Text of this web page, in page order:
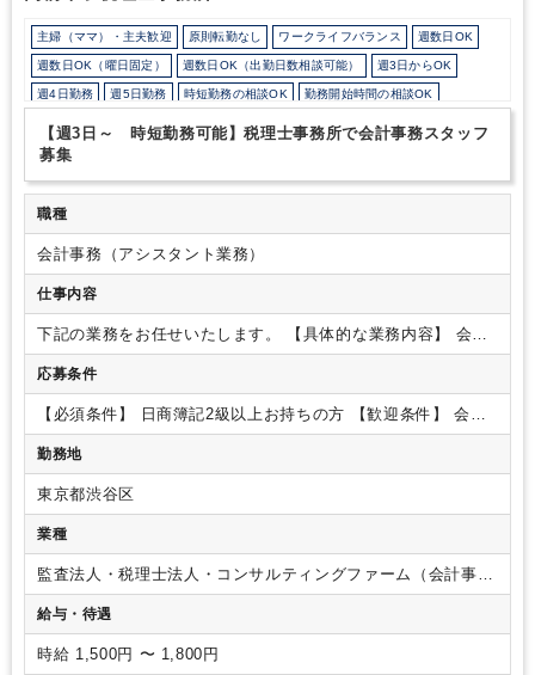
主婦（ママ）・主夫歓迎 原則転勤なし ワークライフバランス 週数日OK
週数日OK（曜日固定） 週数日OK（出勤日数相談可能） 週3日からOK
週4日勤務 週5日勤務 時短勤務の相談OK 勤務開始時間の相談OK
勤務終了時間の相談OK 朝遅め 定時早め
1日5時間以内でもOK
残業なし 駅から徒歩5分以内 オフィスカジュアルOK
ルーティンワークがメイン
業界知識・専門用語等のOJT 土日祝休み 完全週休2日制
EXCELのスキルが活かせる 弥生会計
【週3日～ 時短勤務可能】税理士事務所で会計事務スタッフ
募集
職種
会計事務（アシスタント業務）
仕事内容
下記の業務をお任せいたします。 【具体的な業務内容】
会計
入力業務給与計算補助業務簡単な資料作成事務所の事務作業
その他付随する作業
短の場合には就業時間もフレックスに対応します。 パートア
ルバイトへも賞与を支給します。
応募条件
【必須条件】 日商簿記2級以上お持ちの方 【歓迎条件】
会計
事務所2年以上経験のある方
勤務地
東京都渋谷区
業種
監査法人・税理士法人・コンサルティングファーム（会計事務
所）
給与・待遇
時給 1,500円 〜 1,800円